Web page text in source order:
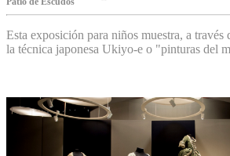
Esta exposición para niños muestra, a través
la técnica japonesa Ukiyo-e o "pinturas del